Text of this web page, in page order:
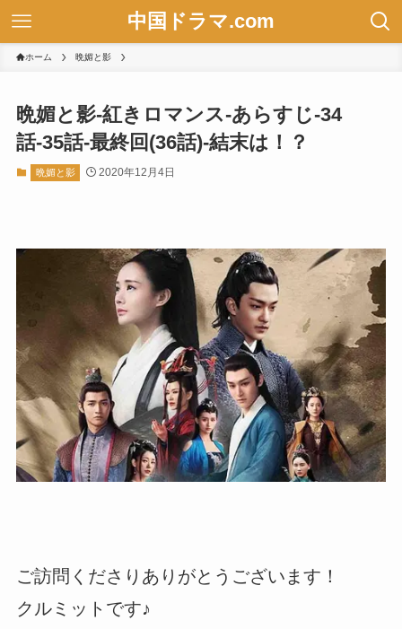
中国ドラマ.com
ホーム 晩媚と影
晩媚と影-紅きロマンス-あらすじ-34
話-35話-最終回(36話)-結末は！？
晩媚と影 2020年12月4日
ご訪問くださりありがとうございます！
クルミットです♪